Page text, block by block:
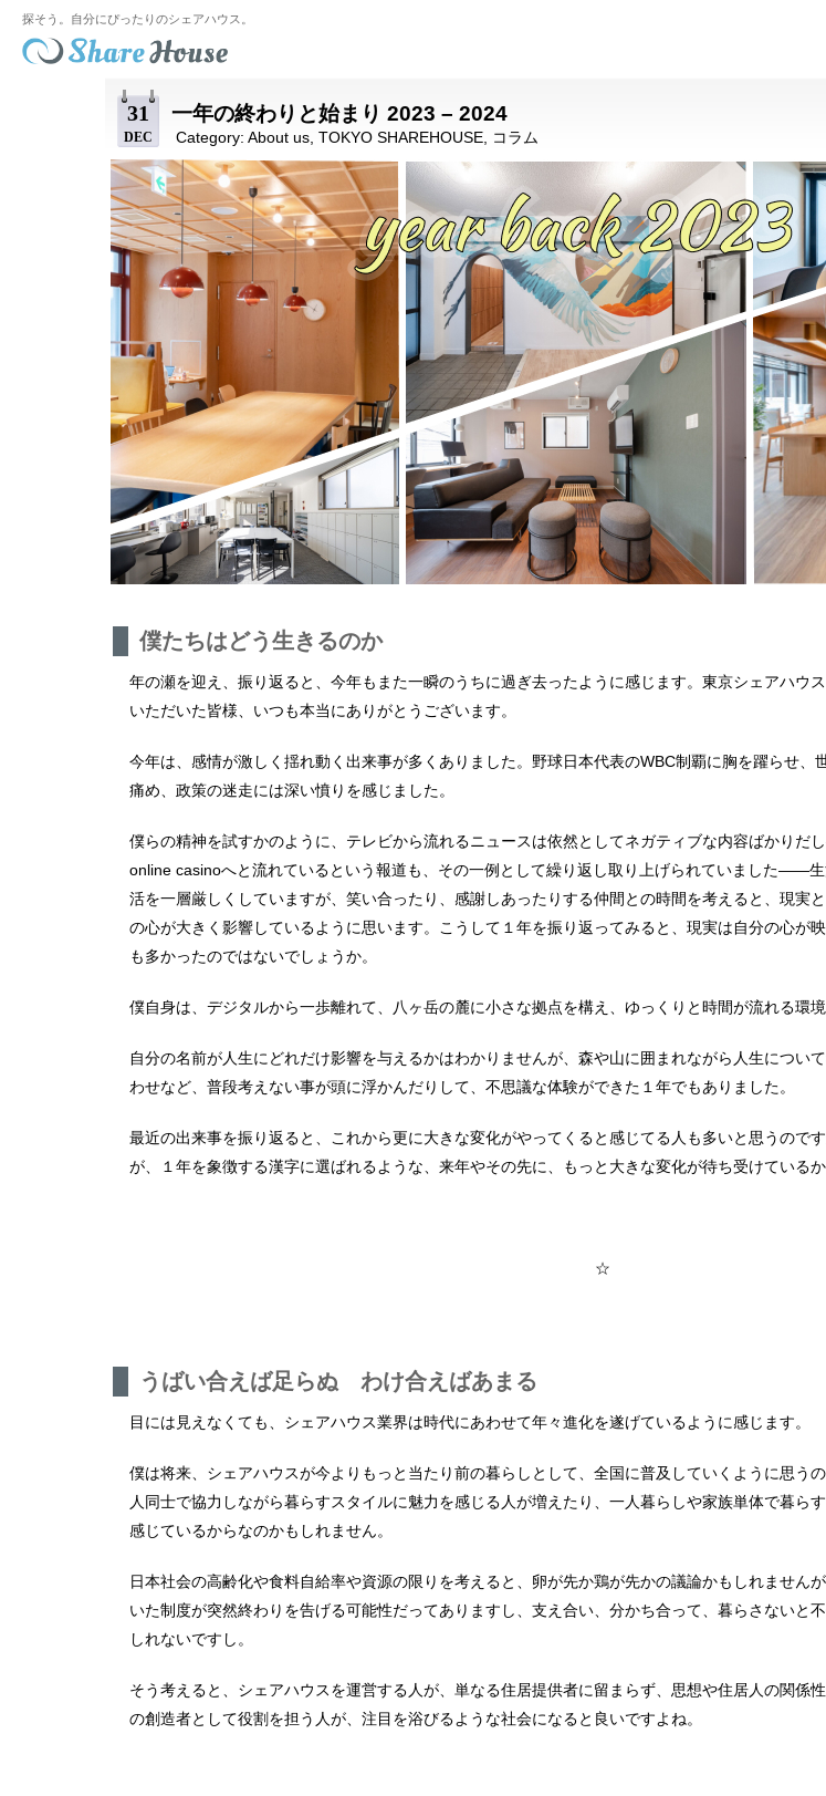
探そう。自分にぴったりのシェアハウス。
31
DEC
一年の終わりと始まり 2023 – 2024
Category: About us, TOKYO SHAREHOUSE, コラム
僕たちはどう生きるのか
年の瀬を迎え、振り返ると、今年もまた一瞬のうちに過ぎ去ったように感じます。東京シェアハウ
いただいた皆様、いつも本当にありがとうございます。
今年は、感情が激しく揺れ動く出来事が多くありました。野球日本代表のWBC制覇に胸を躍らせ、
痛め、政策の迷走には深い憤りを感じました。
僕らの精神を試すかのように、テレビから流れるニュースは依然としてネガティブな内容ばかり
online casinoへと流れているという報道も、その一例として繰り返し取り上げられていました——
活を一層厳しくしていますが、笑い合ったり、感謝しあったりする仲間との時間を考えると、現実
の心が大きく影響しているように思います。こうして１年を振り返ってみると、現実は自分の心が
も多かったのではないでしょうか。
僕自身は、デジタルから一歩離れて、八ヶ岳の麓に小さな拠点を構え、ゆっくりと時間が流れる環
自分の名前が人生にどれだけ影響を与えるかはわかりませんが、森や山に囲まれながら人生につい
わせなど、普段考えない事が頭に浮かんだりして、不思議な体験ができた１年でもありました。
最近の出来事を振り返ると、これから更に大きな変化がやってくると感じてる人も多いと思うので
が、１年を象徴する漢字に選ばれるような、来年やその先に、もっと大きな変化が待ち受けているか
☆
うばい合えば足らぬ わけ合えばあまる
目には見えなくても、シェアハウス業界は時代にあわせて年々進化を遂げているように感じます。
僕は将来、シェアハウスが今よりもっと当たり前の暮らしとして、全国に普及していくように思う
人同士で協力しながら暮らすスタイルに魅力を感じる人が増えたり、一人暮らしや家族単体で暮ら
感じているからなのかもしれません。
日本社会の高齢化や食料自給率や資源の限りを考えると、卵が先か鶏が先かの議論かもしれません
いた制度が突然終わりを告げる可能性だってありますし、支え合い、分かち合って、暮らさないと
しれないですし。
そう考えると、シェアハウスを運営する人が、単なる住居提供者に留まらず、思想や住居人の関係
の創造者として役割を担う人が、注目を浴びるような社会になると良いですよね。